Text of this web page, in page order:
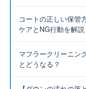
コートの正しい保管
ケアとNG行動を解説
マフラークリーニン
とどうなる？